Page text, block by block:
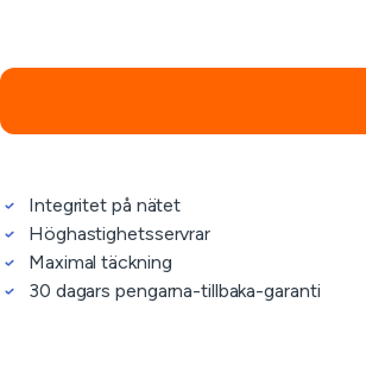
Integritet på nätet
Höghastighetsservrar
Maximal täckning
30 dagars pengarna-tillbaka-garanti